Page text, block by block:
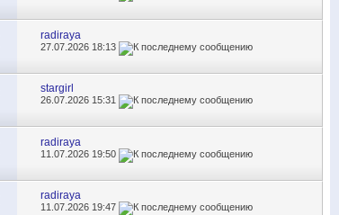
radiraya
27.07.2026 18:13
stargirl
26.07.2026 15:31
radiraya
11.07.2026 19:50
radiraya
11.07.2026 19:47